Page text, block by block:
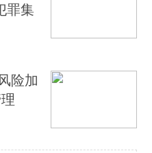
罪集
险加